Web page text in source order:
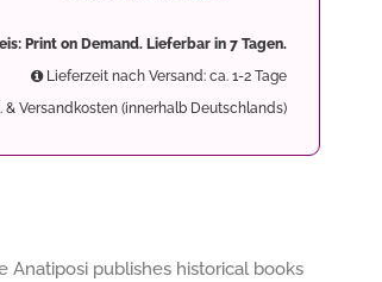
Print on Demand. Lieferbar in 7 Tagen.
Lieferzeit nach Versand: ca. 1-2 Tage
& Versandkosten (innerhalb Deutschlands)
Anatiposi publishes historical books